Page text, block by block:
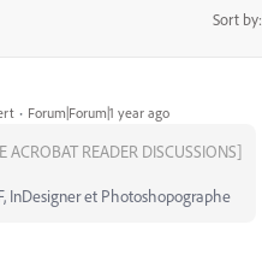
Sort by:
Forum|Forum|1 year ago
ACROBAT READER DISCUSSIONS]
InDesigner et Photoshopographe